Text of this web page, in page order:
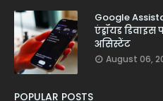
Google
एंड्रॉयड
असिस्टेंट
August 06,
POPULAR POSTS